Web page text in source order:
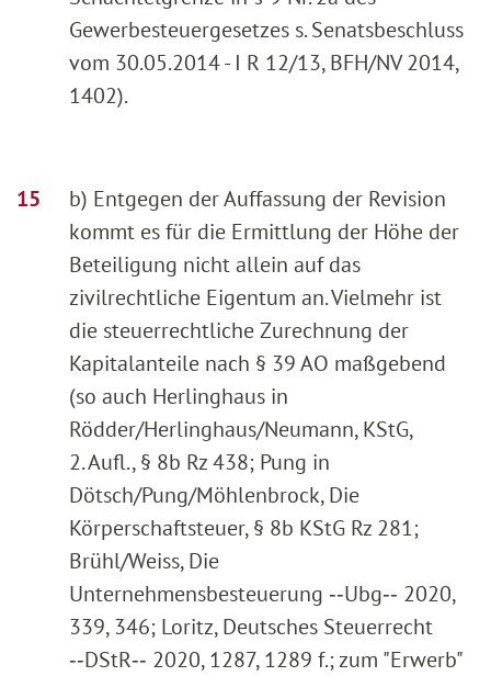
Gewerbesteuergesetzes s. Senatsbeschluss
vom 30.05.2014 - I R 12/13, BFH/NV 2014,
1402).
b) Entgegen der Auffassung der Revision
kommt es für die Ermittlung der Höhe der
Beteiligung nicht allein auf das
zivilrechtliche Eigentum an. Vielmehr ist
die steuerrechtliche Zurechnung der
Kapitalanteile nach § 39 AO maßgebend
(so auch Herlinghaus in
Rödder/Herlinghaus/Neumann, KStG,
2. Aufl., § 8b Rz 438; Pung in
Dötsch/Pung/Möhlenbrock, Die
Körperschaftsteuer, § 8b KStG Rz 281;
Brühl/Weiss, Die
Unternehmensbesteuerung ‑‑Ubg‑‑ 2020,
339, 346; Loritz, Deutsches Steuerrecht
‑‑DStR‑‑ 2020, 1287, 1289 f.; zum "Erwerb"